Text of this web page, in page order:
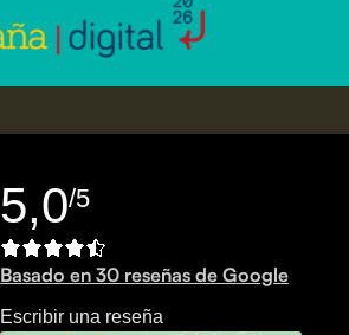
5,0/5
Basado en 30 reseñas de Google
Escribir una reseña